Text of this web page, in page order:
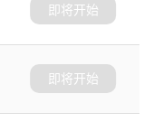
即将开始
即将开始